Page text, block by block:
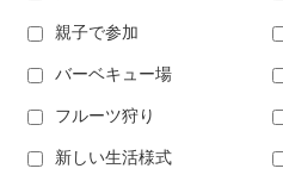
親子で参加
バーベキュー場
フルーツ狩り
新しい生活様式